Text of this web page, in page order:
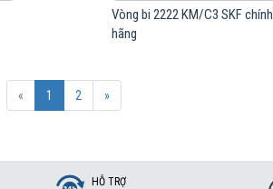
Vòng bi 2222 KM/C3 SKF chính
hãng
« 1 2 »
HỖ TRỢ